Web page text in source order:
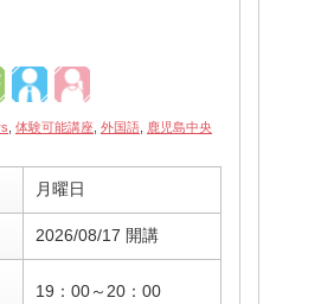
体験可能講座 外国語 鹿児島中央
月曜日
2026/08/17 開講
19：00～20：00